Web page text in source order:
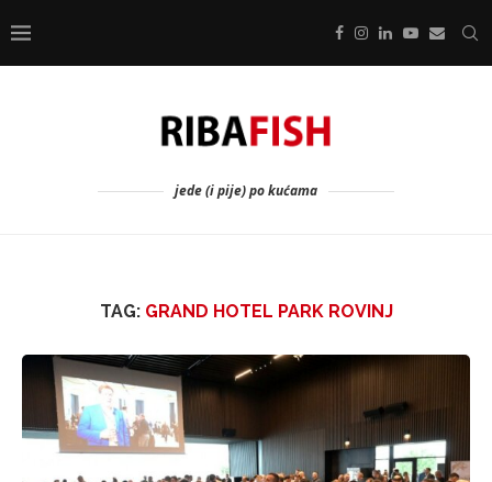
jede (i pije) po kućama
TAG: GRAND HOTEL PARK ROVINJ